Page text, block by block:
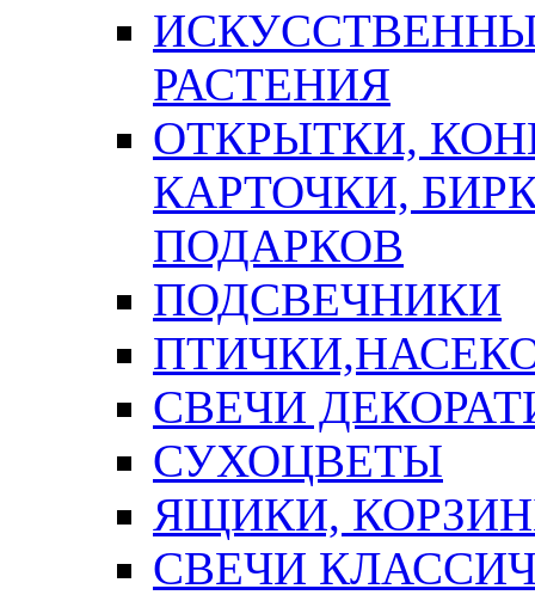
РАСТЕНИЯ
ОТКРЫТКИ,
КАРТОЧКИ,
ПОДАРКОВ
ПОДСВЕЧНИКИ
СВЕЧИ
СУХОЦВЕТЫ
ЯЩИКИ,
СВЕЧИ